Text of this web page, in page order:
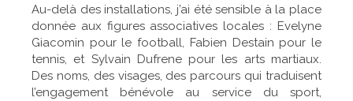
Au-delà des installations, j’ai été sensible à la place
donnée aux figures associatives locales : Evelyne
Giacomin pour le football, Fabien Destain pour le
tennis, et Sylvain Dufrene pour les arts martiaux.
Des noms, des visages, des parcours qui traduisent
l’engagement bénévole au service du sport,